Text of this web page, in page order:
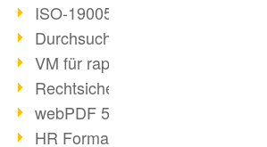
ISO-19005 kompakt
Durchsuchbare PDF erstellen
VM für rapid deployment
Rechtsicherheit - Digitale Signatur
webPDF 5 Feedback umgesetzt
HR Formatvereinheitlichung